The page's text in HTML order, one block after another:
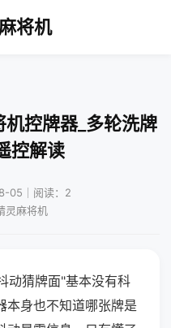
将机
控牌器_多轮洗牌
控解读
05｜阅读：2
灵麻将机
动猜牌面"基本没有科
本身也不知道哪张牌是